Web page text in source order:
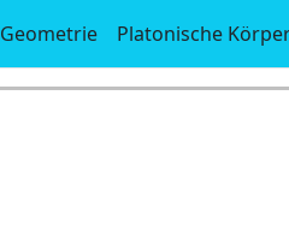
Geometrie Platonische